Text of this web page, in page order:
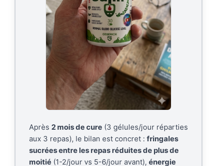
Après 2 mois de cure (3 gélules/jour réparties
aux 3 repas), le bilan est concret : fringales
sucrées entre les repas réduites de plus de
moitié (1-2/jour vs 5-6/jour avant), énergie